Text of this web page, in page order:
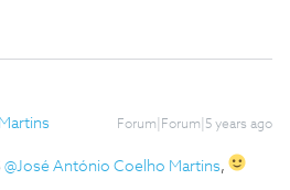
Forum|Forum|5 years ago
@José António Coelho Martins,